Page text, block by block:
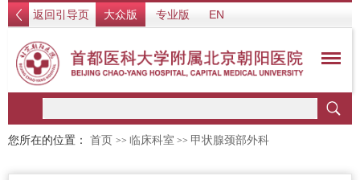
返回引导页 大众版 专业版 EN
您所在的位置： 首页 >> 临床科室 >> 甲状腺颈部外科